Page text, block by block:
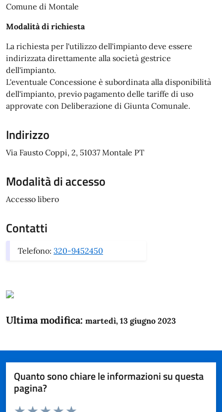
Comune di Montale
Modalità di richiesta
La richiesta per l'utilizzo dell'impianto deve essere
indirizzata direttamente alla società gestrice
dell'impianto.
L'eventuale Concessione è subordinata alla disponibilità
dell'impianto, previo pagamento delle tariffe di uso
approvate con Deliberazione di Giunta Comunale.
Indirizzo
Via Fausto Coppi, 2, 51037 Montale PT
Modalità di accesso
Accesso libero
Contatti
Telefono: 320-9452450
Ultima modifica: martedì, 13 giugno 2023
Quanto sono chiare le informazioni su questa
pagina?
Domanda
Valuta da 1 a 5 stelle la pagina